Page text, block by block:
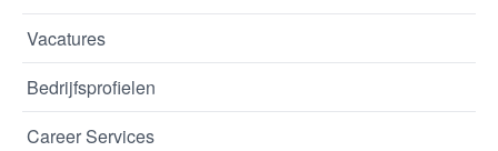
Vacatures
Bedrijfsprofielen
Career Services